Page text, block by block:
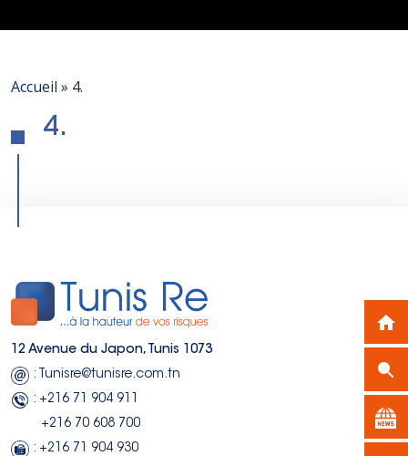
Accueil » 4.
4.
12 Avenue du Japon, Tunis 1073
: Tunisre@tunisre.com.tn
: +216 71 904 911
+216 70 608 700
: +216 71 904 930